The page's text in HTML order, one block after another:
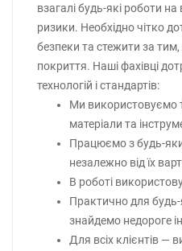
взагалі будь-які роботи на
ризики. Необхідно чітко
безпеки та стежити за тим,
покриття. Наші фахівці
технологій і стандартів:
Ми використовуємо
матеріали та
Працюємо з будь-
незалежно від їх
В роботі
Практично для
знайдемо недороге
Для всіх клієнтів —